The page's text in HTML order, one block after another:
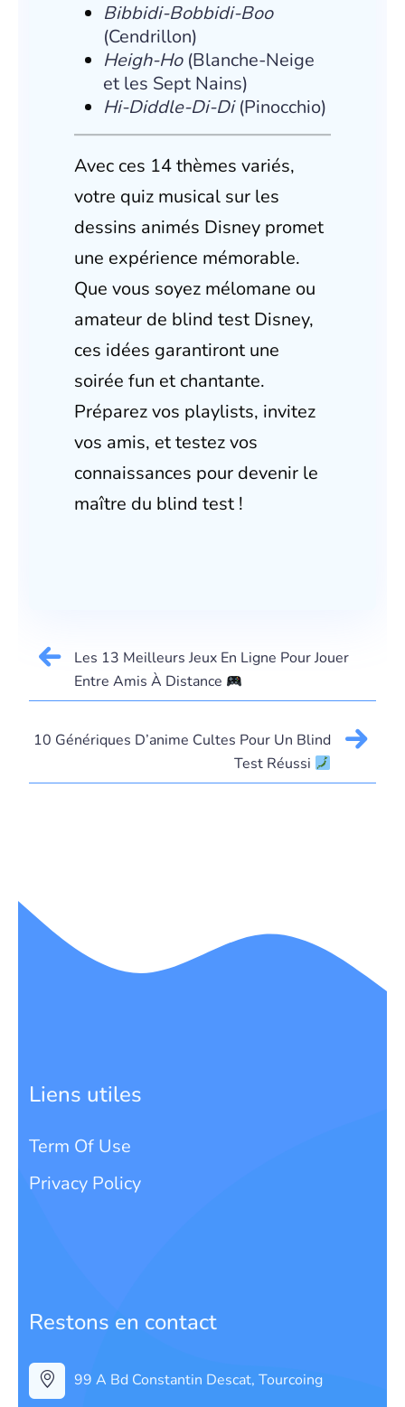
Bibbidi-Bobbidi-Boo
(Cendrillon)
Heigh-Ho(Blanche-Neige
et les Sept Nains)
Hi-Diddle-Di-Di(Pinocchio)
Avec ces 14 thèmes variés,
votre quiz musical sur les
dessins animés Disney promet
une expérience mémorable.
Que vous soyez mélomane ou
amateur de blind test Disney,
ces idées garantiront une
soirée fun et chantante.
Préparez vos playlists, invitez
vos amis, et testez vos
connaissances pour devenir le
maître du blind test !
Les 13 Meilleurs Jeux En Ligne Pour Jouer
Entre Amis À Distance
10 Génériques D’anime Cultes Pour Un Blind
Test Réussi
Liens utiles
Term Of Use
Privacy Policy
Restons en contact
99 A Bd Constantin Descat, Tourcoing